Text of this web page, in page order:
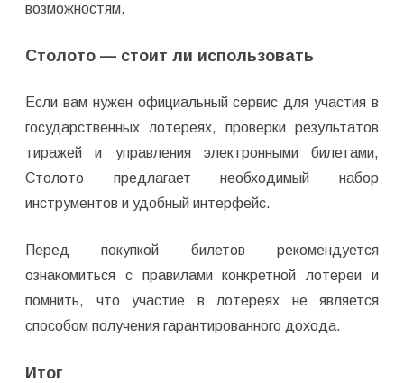
возможностям.
Столото — стоит ли использовать
Если вам нужен официальный сервис для участия в
государственных лотереях, проверки результатов
тиражей и управления электронными билетами,
Столото предлагает необходимый набор
инструментов и удобный интерфейс.
Перед покупкой билетов рекомендуется
ознакомиться с правилами конкретной лотереи и
помнить, что участие в лотереях не является
способом получения гарантированного дохода.
Итог